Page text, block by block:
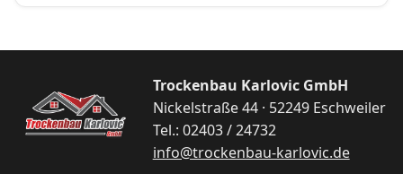
Trockenbau Karlovic GmbH
Nickelstraße 44 · 52249 Eschweiler
Tel.: 02403 / 24732
info@trockenbau-karlovic.de